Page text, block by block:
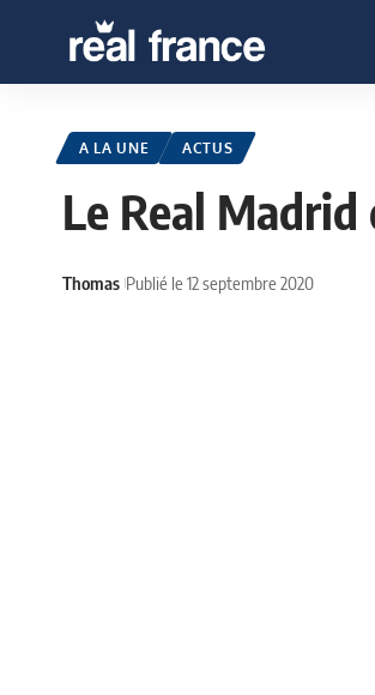
A LA UNE ACTUS
Le Real
Thomas Publié le 12 septembre 2020